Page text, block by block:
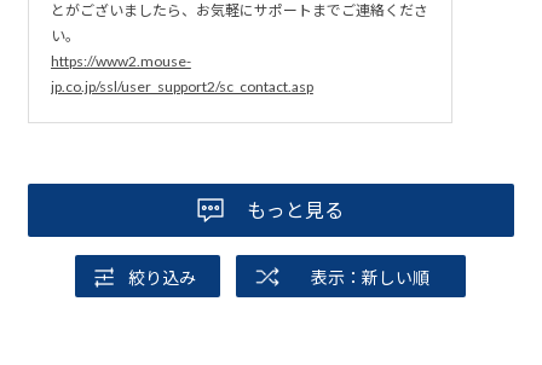
とがございましたら、お気軽にサポートまでご連絡くださ
い。
https://www2.mouse-
jp.co.jp/ssl/user_support2/sc_contact.asp
もっと見る
絞り込み 表示：新しい順